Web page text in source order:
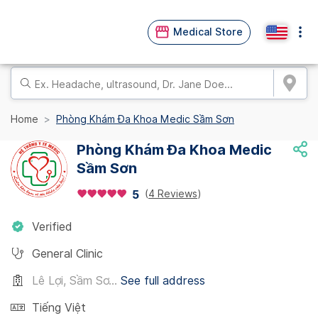
Medical Store
Home Phòng Khám Đa Khoa Medic Sầm Sơn
Phòng Khám Đa Khoa Medic
Sầm Sơn
5 (4 Reviews)
Verified
General Clinic
Lê Lợi, Sầm Sơ... See full address
Tiếng Việt